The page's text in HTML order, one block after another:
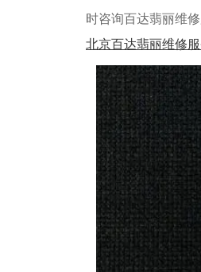
时咨询百达翡丽维
北京百达翡丽维修